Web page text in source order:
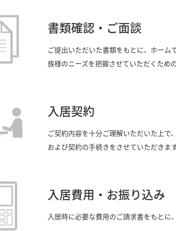
書類確認・ご面談
ご提出いただいた書類をもとに、ホー
族様のニーズを把握させていただくため
入居契約
ご契約内容を十分ご理解いただいた上で
および契約の手続きをさせていただきま
入居費用・お振り込み
入居時に必要な費用のご請求書をもとに